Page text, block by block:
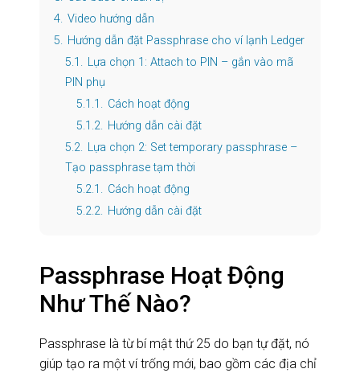
4. Video hướng dẫn
5. Hướng dẫn đặt Passphrase cho ví lạnh Ledger
5.1. Lựa chọn 1: Attach to PIN – gắn vào mã
PIN phụ
5.1.1. Cách hoạt động
5.1.2. Hướng dẫn cài đặt
5.2. Lựa chọn 2: Set temporary passphrase –
Tạo passphrase tạm thời
5.2.1. Cách hoạt động
5.2.2. Hướng dẫn cài đặt
Passphrase Hoạt Động
Như Thế Nào?
Passphrase là từ bí mật thứ 25 do bạn tự đặt, nó
giúp tạo ra một ví trống mới, bao gồm các địa chỉ